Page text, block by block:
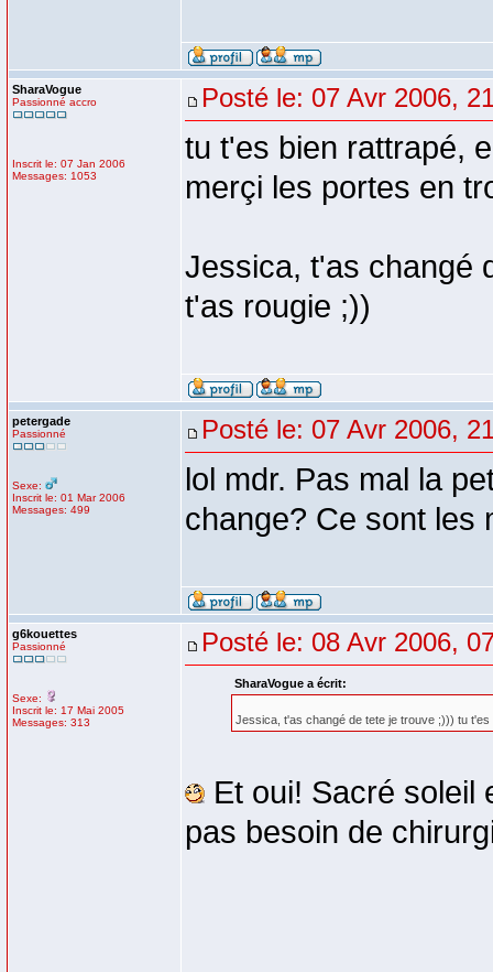
SharaVogue
Passionné accro
Inscrit le: 07 Jan 2006
Messages: 1053
Posté le: 07 Avr 2006,
tu t'es bien rattrapé,
merçi les portes en
Jessica, t'as changé
t'as rougie ;))
petergade
Passionné
Sexe:
Inscrit le: 01 Mar 2006
Messages: 499
Posté le: 07 Avr 2006,
lol mdr. Pas mal la
change? Ce sont les
g6kouettes
Passionné
Sexe:
Inscrit le: 17 Mai 2005
Messages: 313
Posté le: 08 Avr 2006,
SharaVogue a écrit:
Jessica, t'as changé de tete je trouve ;))) tu
Et oui! Sacré soleil
pas besoin de